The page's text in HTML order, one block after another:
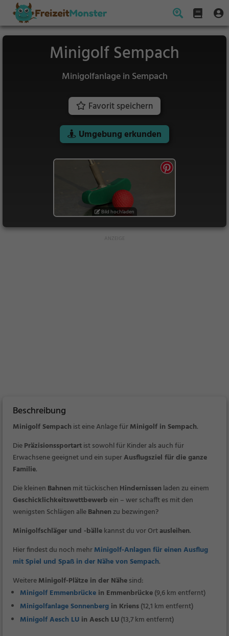
Minigolf Sempach
Minigolfanlage in Sempach
Favorit speichern
Umgebung erkunden
Bild hochladen
Beschreibung
Minigolf Sempach ist eine Anlage fürMinigolf in Sempach.
DiePräzisionssportartist sowohl für Kinder als auch für
Erwachsene geeignet und ein superAusflugsziel für die ganze
Familie.
Die kleinen Bahnen mit tückischen Hindernissen laden zu einem
Geschicklichkeitswettbewerbein – wer schafft es mit den
wenigsten Schlägen alleBahnenzu bezwingen?
Minigolfschläger und -bällekannst du vor Ortausleihen.
Hier findest du noch mehrMinigolf-Anlagen für einen Ausflug
mit Spiel und Spaß in der Nähe von Sempach.
WeitereMinigolf-Plätze in der Nähesind:
Minigolf Emmenbrücke in Emmenbrücke(9,6 km entfernt)
Minigolfanlage Sonnenberg in Kriens(12,1 km entfernt)
Minigolf Aesch LU in Aesch LU(13,7 km entfernt)